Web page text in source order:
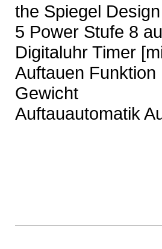
the Spiegel Design
5 Power Stufe 8
Digitaluhr Timer
Auftauen Funktion
Gewicht
Auftauautomatik